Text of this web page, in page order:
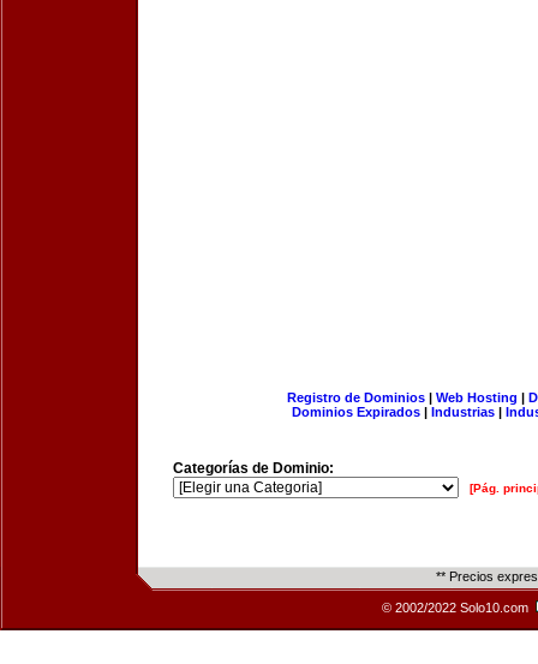
Registro de Dominios| Web Hosting |
Dominios Expirados | Industrias |
Categorías de Dominio:
[Pág.
** Precios
© 2002/2022 Solo10.com